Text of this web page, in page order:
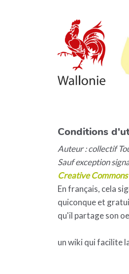
Conditions
Auteur : collectif
Sauf exception
Creative
En français, cela
quiconque et
qu'il partage son
un wiki qui facilite